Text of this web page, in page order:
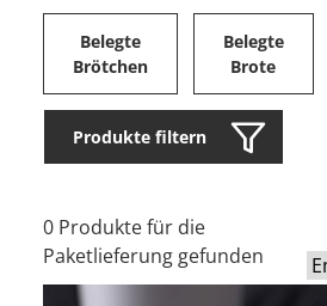
Belegte
Brötchen
Belegte
Brote
Produkte filtern
0 Produkte für die
Paketlieferung gefunden